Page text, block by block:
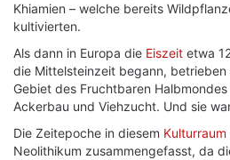
Khiamien – welche bereits
kultivierten.
Als dann in Europa die Eiszeit etwa
die Mittelsteinzeit begann, betrieben
Gebiet des Fruchtbaren
Ackerbau und Viehzucht. Und sie
Die Zeitepoche in diesem Kulturraum
Neolithikum zusammengefasst, da